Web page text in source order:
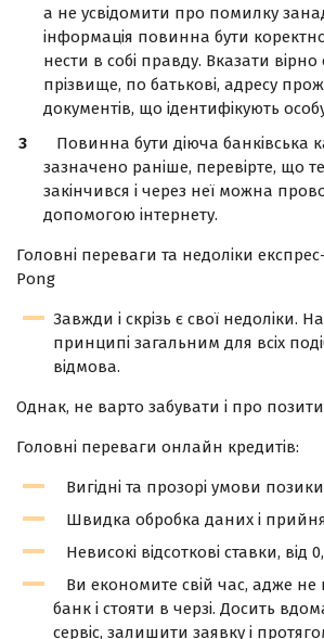
а не усвідомити про помилку
інформація повинна бути
нести в собі правду. Вказати вірно
прізвище, по батькові, адресу
документів, що ідентифікують
Повинна бути діюча банківська
зазначено раніше, перевірте, що
закінчився і через неї можна
допомогою інтернету.
Головні переваги та недоліки
Pong
Завжди і скрізь є свої недоліки.
принципі загальним для всіх
відмова.
Однак, не варто забувати і про
Головні переваги онлайн кредитів:
Вигідні та прозорі умови
Швидка обробка даних і
Невисокі відсоткові ставки, від
Ви економите свій час, адже не
банк і стояти в черзі. Досить
сервіс, залишити заявку і